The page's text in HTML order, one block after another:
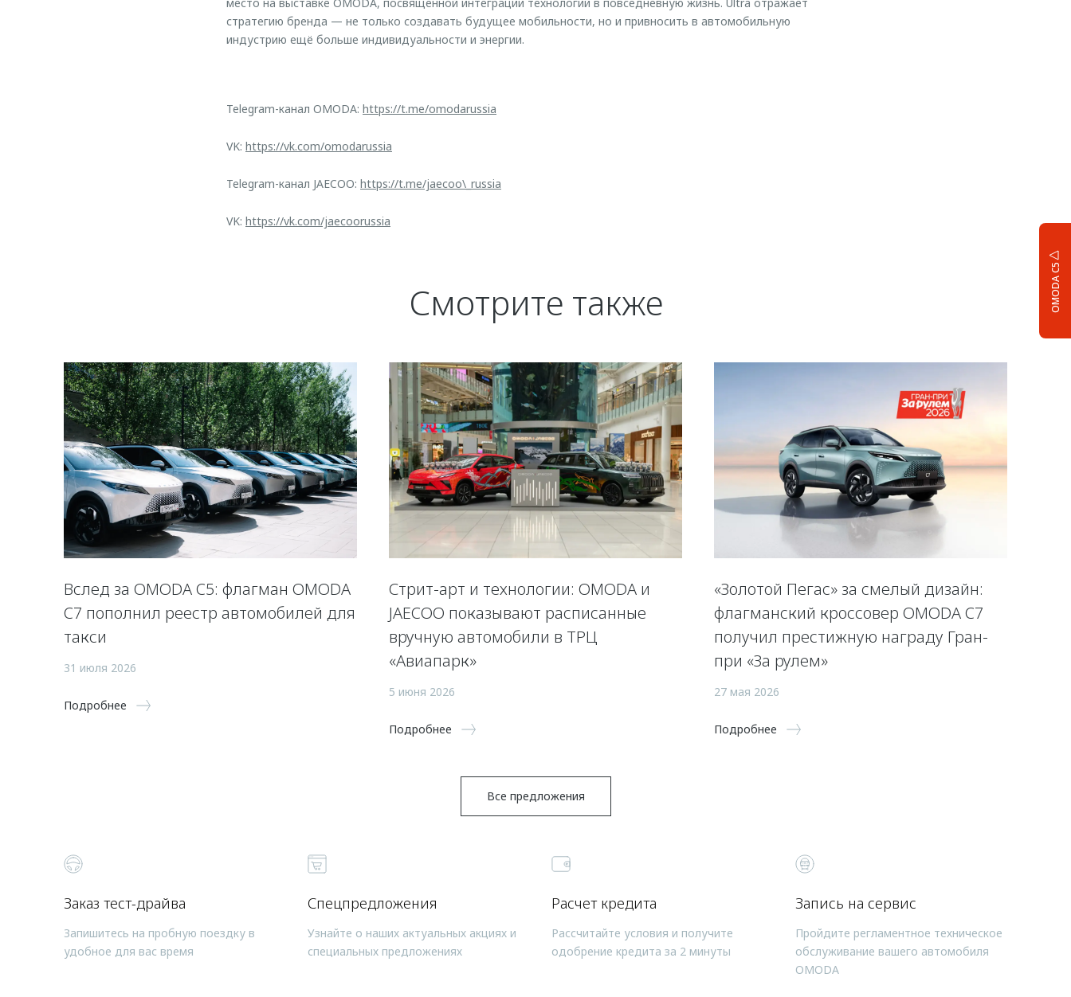
OMODA C5
стратегию бренда — не только создавать будущее мобильности, но и привносить в автомобильную
индустрию ещё больше индивидуальности и энергии.
Telegram-канал OMODA: https://t.me/omodarussia
VK: https://vk.com/omodarussia
Telegram-канал JAECOO: https://t.me/jaecoo\_russia
VK: https://vk.com/jaecoorussia
Смотрите также
Вслед за OMODA C5: флагман OMODA
C7 пополнил реестр автомобилей для
такси
31 июля 2026
Подробнее
Стрит-арт и технологии: OMODA и
JAECOO показывают расписанные
вручную автомобили в ТРЦ
«Авиапарк»
5 июня 2026
Подробнее
«Золотой Пегас» за смелый дизайн:
флагманский кроссовер OMODA C7
получил престижную награду Гран-
при «За рулем»
27 мая 2026
Подробнее
Все предложения
Заказ тест-драйва
Запишитесь на пробную поездку в
удобное для вас время
Спецпредложения
Узнайте о наших актуальных акциях и
специальных предложениях
Расчет кредита
Рассчитайте условия и получите
одобрение кредита за 2 минуты
Запись на сервис
Пройдите регламентное техническое
обслуживание вашего автомобиля
OMODA